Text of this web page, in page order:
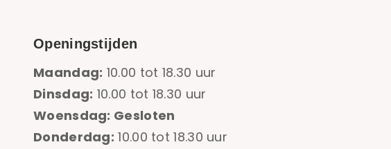
Openingstijden
Maandag: 10.00 tot 18.30 uur
Dinsdag: 10.00 tot 18.30 uur
Woensdag: Gesloten
Donderdag: 10.00 tot 18.30 uur